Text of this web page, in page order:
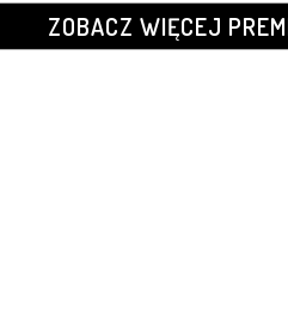
ZOBACZ WIĘCEJ